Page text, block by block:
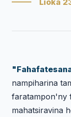
Lioka
nampiharina
faratampon'ny
mahatsiravina